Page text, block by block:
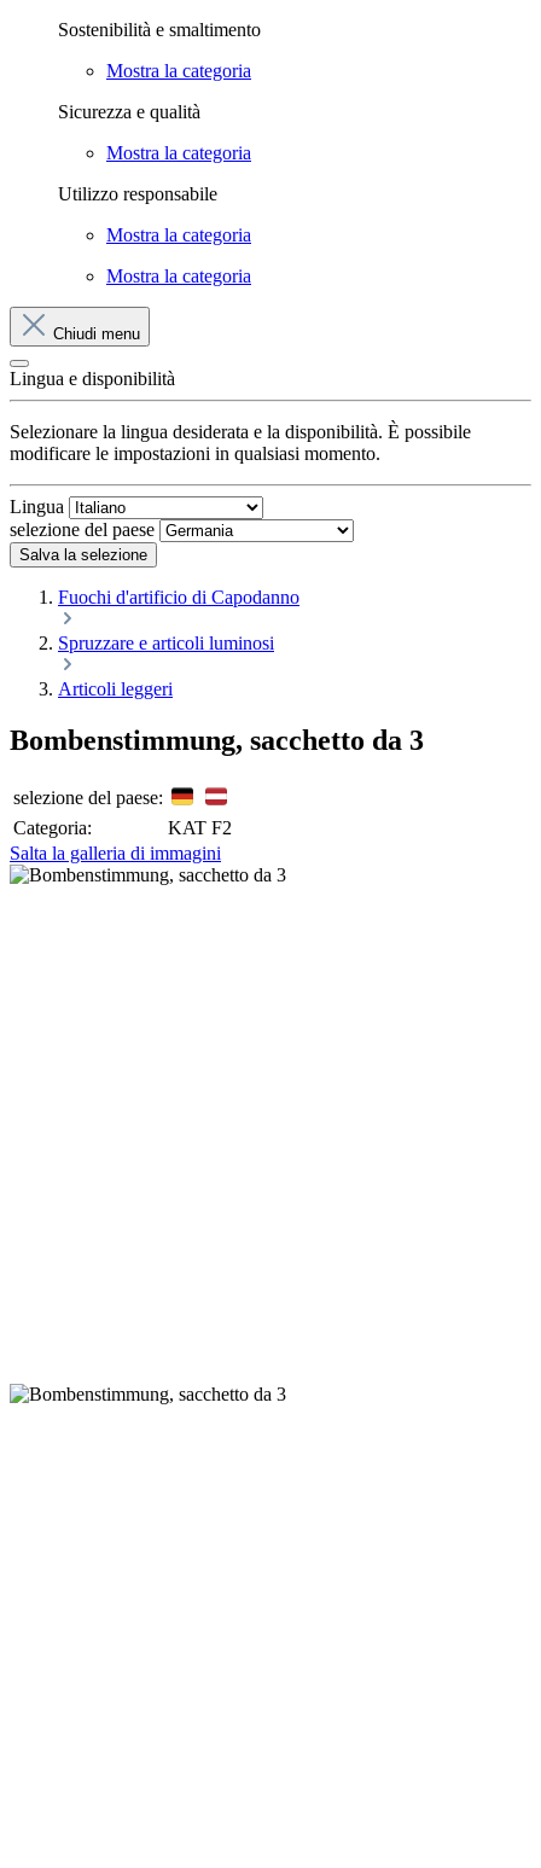
Sostenibilità e smaltimento
Mostra la categoria
Sicurezza e qualità
Mostra la categoria
Utilizzo responsabile
Mostra la categoria
Mostra la categoria
Chiudi menu
Lingua e disponibilità
Selezionare la lingua desiderata e la disponibilità. È possibile
modificare le impostazioni in qualsiasi momento.
Lingua
selezione del paese
Salva la selezione
Fuochi d'artificio di Capodanno
Spruzzare e articoli luminosi
Articoli leggeri
Bombenstimmung, sacchetto da 3
selezione del paese:
Categoria:
KAT F2
Salta la galleria di immagini